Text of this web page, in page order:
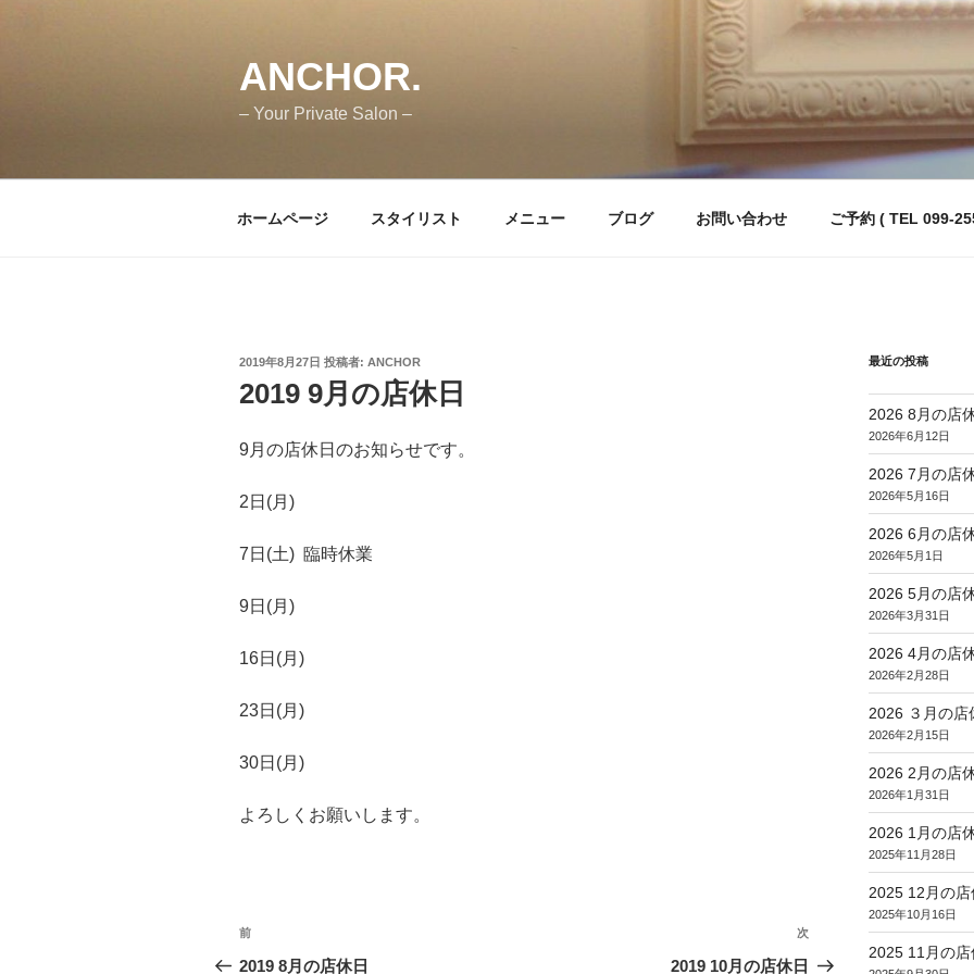
ANCHOR.
– Your Private Salon –
ホームページ スタイリスト メニュー ブログ お問い合わせ ご予約 ( TEL 099-
投
日:
2019年8月27日 投稿者: ANCHOR
2019 9月の店休日
9月の店休日のお知らせです。
2日(月)
7日(土) 臨時休業
9日(月)
16日(月)
23日(月)
30日(月)
よろしくお願いします。
投
稿
前
の
前
2019 8月の店休日
次
の
次
2019 10月の店休日
最近の投稿
2026 8月の店
2026年6月12日
2026 7月の店
2026年5月16日
2026 6月の店
2026年5月1日
2026 5月の店
2026年3月31日
2026 4月の店
2026年2月28日
2026 ３月の店
2026年2月15日
2026 2月の店
2026年1月31日
2026 1月の店
2025年11月28日
2025 12月の店
2025年10月16日
2025 11月の店